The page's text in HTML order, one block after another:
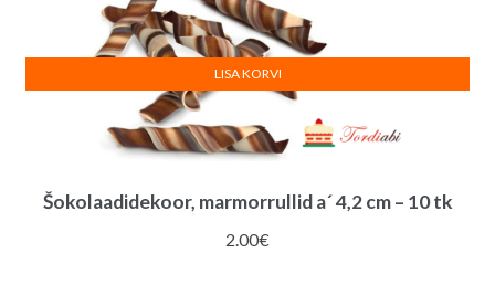
Šokolaadidekoor, marmorrullid a´ 4,2 cm – 10 tk
2.00€
LISA KORVI